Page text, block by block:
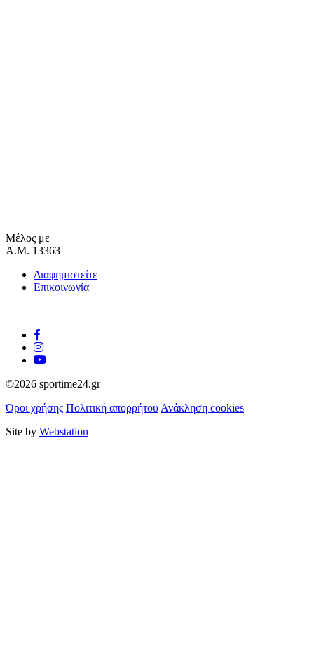
Μέλος με
Α.Μ. 13363
Διαφημιστείτε
Επικοινωνία
©2026 sportime24.gr
Όροι χρήσης Πολιτική απορρήτου Ανάκληση cookies
Site by Webstation